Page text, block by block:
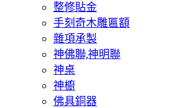
整修貼金
手刻奇木雕匾額
雜項承製
神佛聯,神明聯
神桌
神櫥
佛具銅器